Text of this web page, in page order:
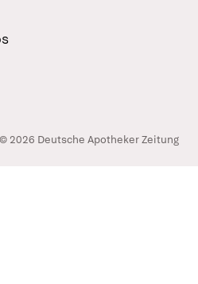
© 2026 Deutsche Apotheker Zeitung